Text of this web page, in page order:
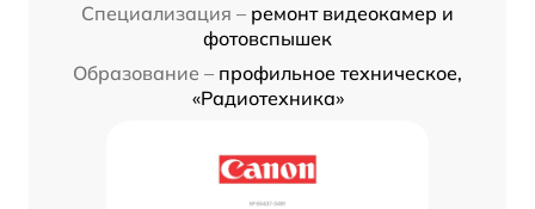
Специализация – ремонт видеокамер и
фотовспышек
Образование – профильное техническое,
«Радиотехника»